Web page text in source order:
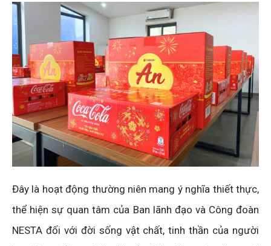
Đây là hoạt động thường niên mang ý nghĩa thiết thực,
thể hiện sự quan tâm của Ban lãnh đạo và Công đoàn
NESTA đối với đời sống vật chất, tinh thần của người